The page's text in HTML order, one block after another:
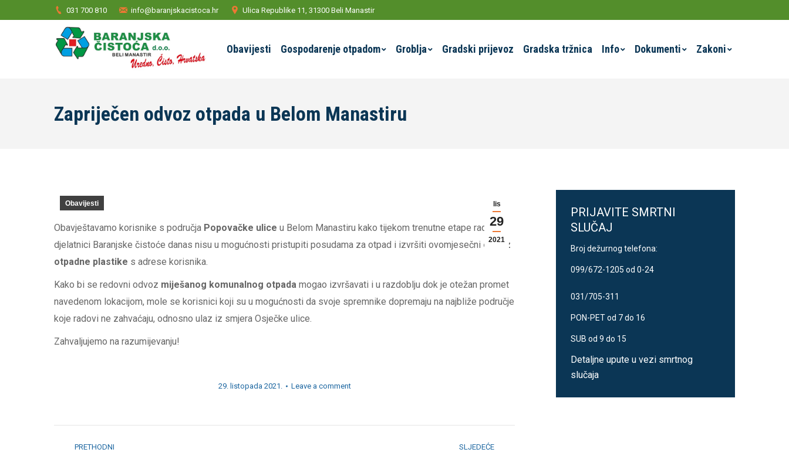
031 700 810 info@baranjskacistoca.hr Ulica Republike 11, 31300 Beli Manastir
Obavijesti Gospodarenje otpadom Groblja Gradski prijevoz Gradska tržnica Info Dokumenti Zakoni
Zapriječen odvoz otpada u Belom Manastiru
lis
29
2021
Obavijesti
Obavještavamo korisnike s područja Popovačke ulice u Belom Manastiru kako tijekom trenutne etape radova,
djelatnici Baranjske čistoće danas nisu u mogućnosti pristupiti posudama za otpad i izvršiti ovomjesečni odvoz
otpadne plastike s adrese korisnika.
Kako bi se redovni odvoz miješanog komunalnog otpada mogao izvršavati i u razdoblju dok je otežan promet
navedenom lokacijom, mole se korisnici koji su u mogućnosti da svoje spremnike dopremaju na najbliže područje
koje radovi ne zahvaćaju, odnosno ulaz iz smjera Osječke ulice.
Zahvaljujemo na razumijevanju!
29. listopada 2021. Leave a comment
Post
PRETHODNI SLJEDEĆE
PRIJAVITE SMRTNI
SLUČAJ
Broj dežurnog telefona:
099/672-1205 od 0-24
031/705-311
PON-PET od 7 do 16
SUB od 9 do 15
Detaljne upute u vezi smrtnog
slučaja